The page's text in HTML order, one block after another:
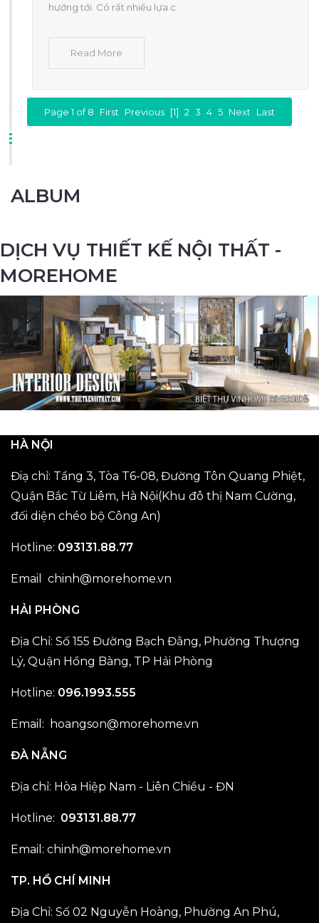
hướng tới. Có rất nhiều lựa c
Read More
Page 1 of 8 First Previous [1] 2 3 4 5 Next Last
ALBUM
DỊCH VỤ THIẾT KẾ NỘI THẤT -
MOREHOME
HÀ NỘI
Điạ chỉ: Tầng 3, Tòa T6-08, Đường Tôn Quang Phiệt,
Quận Bắc Từ Liêm, Hà Nội(Khu đô thị Nam Cường,
đối diện chéo bộ Công An)
Hotline: 093131.88.77
Email chinh@morehome.vn
HẢI PHÒNG
Địa Chỉ: Số 155 Đường Bạch Đằng, Phường Thượng
Lý, Quận Hồng Bàng, TP Hải Phòng
Hotline: 096.1993.555
Email: hoangson@morehome.vn
ĐÀ NẴNG
Địa chỉ: Hòa Hiệp Nam - Liên Chiều - ĐN
Hotline: 093131.88.77
Email: chinh@morehome.vn
TP. HỒ CHÍ MINH
Địa Chỉ: Số 02 Nguyễn Hoàng, Phường An Phú,